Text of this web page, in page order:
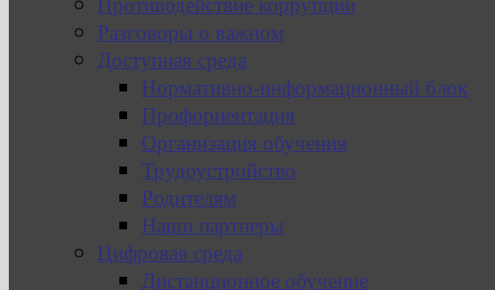
Разговоры о важном
Доступная среда
Нормативно-информационный блок
Профориентация
Организация обучения
Трудоустройство
Родителям
Наши партнеры
Цифровая среда
Дистанционное обучение